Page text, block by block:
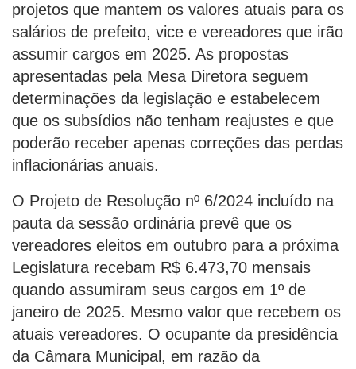
projetos que mantem os valores atuais para os
salários de prefeito, vice e vereadores que irão
assumir cargos em 2025. As propostas
apresentadas pela Mesa Diretora seguem
determinações da legislação e estabelecem
que os subsídios não tenham reajustes e que
poderão receber apenas correções das perdas
inflacionárias anuais.
O Projeto de Resolução nº 6/2024 incluído na
pauta da sessão ordinária prevê que os
vereadores eleitos em outubro para a próxima
Legislatura recebam R$ 6.473,70 mensais
quando assumiram seus cargos em 1º de
janeiro de 2025. Mesmo valor que recebem os
atuais vereadores. O ocupante da presidência
da Câmara Municipal, em razão da